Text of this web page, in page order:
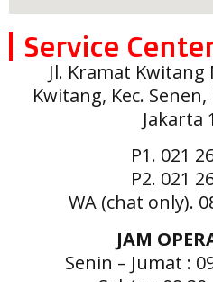
Service
Jl. Kramat Kwitang
Kwitang, Kec.
Jakarta
P1. 021
P2. 021
WA (chat only).
JAM
Senin – Jumat :